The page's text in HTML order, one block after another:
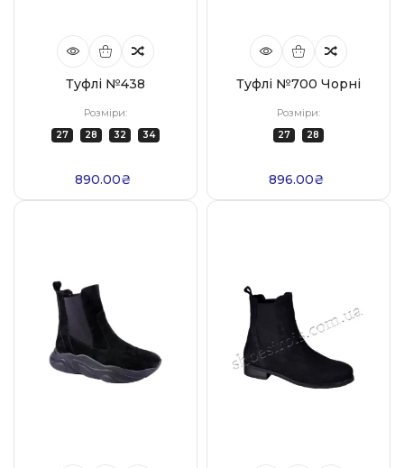
Туфлі №438
Розміри:
27 28 32 34
890.00₴
Туфлі №700 Чорні
Розміри:
27 28
896.00₴